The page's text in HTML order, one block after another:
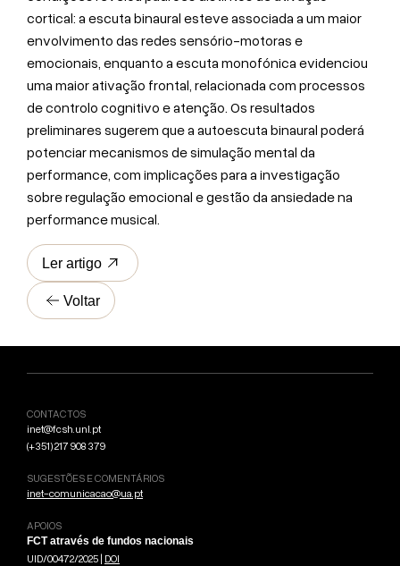
cortical: a escuta binaural esteve associada a um maior
envolvimento das redes sensório-motoras e
emocionais, enquanto a escuta monofónica evidenciou
uma maior ativação frontal, relacionada com processos
de controlo cognitivo e atenção. Os resultados
preliminares sugerem que a autoescuta binaural poderá
potenciar mecanismos de simulação mental da
performance, com implicações para a investigação
sobre regulação emocional e gestão da ansiedade na
performance musical.
Ler artigo
Voltar
CONTACTOS
inet@fcsh.unl.pt
(+351) 217 908 379
SUGESTÕES E COMENTÁRIOS
inet-comunicacao@ua.pt
APOIOS
FCT através de fundos nacionais
UID/00472/2025 | DOI